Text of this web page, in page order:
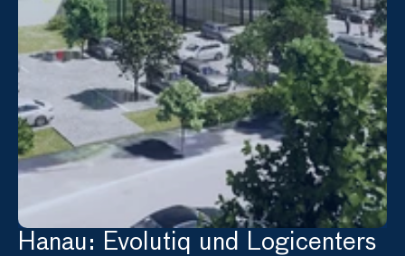
Hanau: Evolutiq und Logicenters